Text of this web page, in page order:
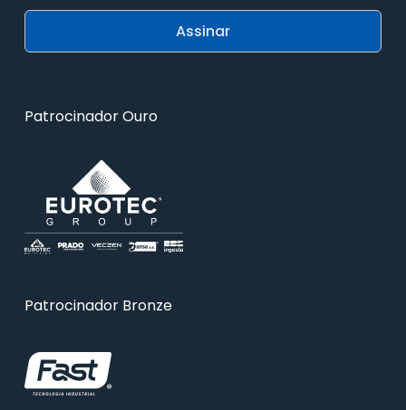
Patrocinador Ouro
Patrocinador Bronze